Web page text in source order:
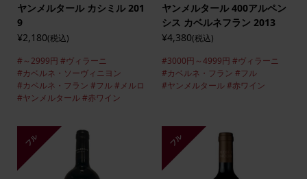
ヤンメルタール カシミル 201
9
¥2,180(税込)
#～2999円 #ヴィラーニ
#カベルネ・ソーヴィニヨン
#カベルネ・フラン #フル#メルロ
#ヤンメルタール#赤ワイン
ヤンメルタール 400アルペン
シス カベルネフラン 2013
¥4,380(税込)
#3000円～4999円 #ヴィラーニ
#カベルネ・フラン #フル
#ヤンメルタール #赤ワイン
フル フル